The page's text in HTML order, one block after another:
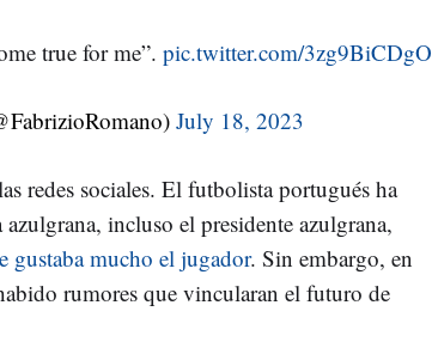
true for me”.pic.twitter.com/3zg9BiCDgO
July 18, 2023
redes sociales. El futbolista portugués ha
incluso el presidente azulgrana,
gustaba mucho el jugador. Sin embargo, en
rumores que vincularan el futuro de